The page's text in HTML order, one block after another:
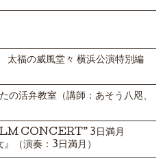
福の威風堂々 横浜公演特別編
活弁教室（講師：あそう八咫、
CONCERT” 3日満月
演奏：3日満月）